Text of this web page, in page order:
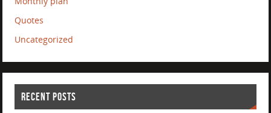
Quotes
Uncategorized
RECENT POSTS